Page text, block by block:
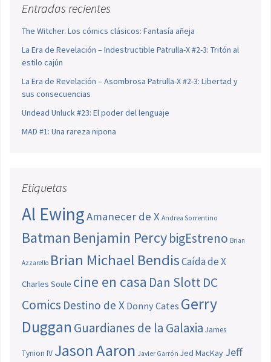
Entradas recientes
The Witcher. Los cómics clásicos: Fantasía añeja
La Era de Revelación – Indestructible Patrulla-X #2-3: Tritón al
estilo cajún
La Era de Revelación – Asombrosa Patrulla-X #2-3: Libertad y
sus consecuencias
Undead Unluck #23: El poder del lenguaje
MAD #1: Una rareza nipona
Etiquetas
Al EwingAmanecer de X Andrea Sorrentino
Batman Benjamin PercybigEstreno Brian
Azzarello Brian Michael BendisCaída de X
Charles Soule cine en casa Dan SlottDC
Comics Destino de X Donny Cates Gerry
Duggan Guardianes de la Galaxia James
Tynion IV Jason Aaron Javier Garrón Jed MacKay Jeff